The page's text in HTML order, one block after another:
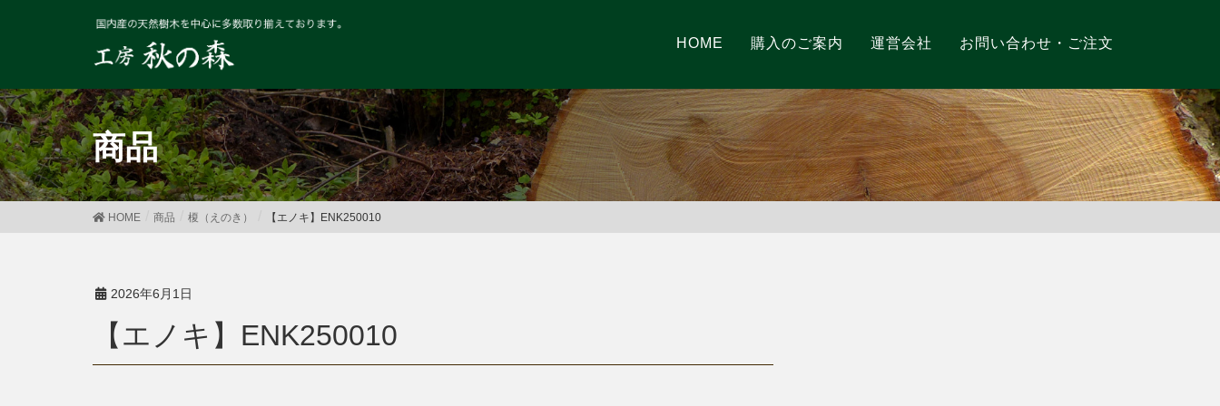
HOME 購入のご案内 運営会社 お問い合わせ・ご注文
商品
HOME 商品 榎（えのき） 【エノキ】ENK250010
2026年6月1日
【エノキ】ENK250010